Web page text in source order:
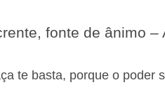
fonte de ânimo –
te basta, porque o poder